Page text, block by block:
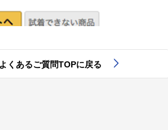
よくあるご質問TOPに戻る